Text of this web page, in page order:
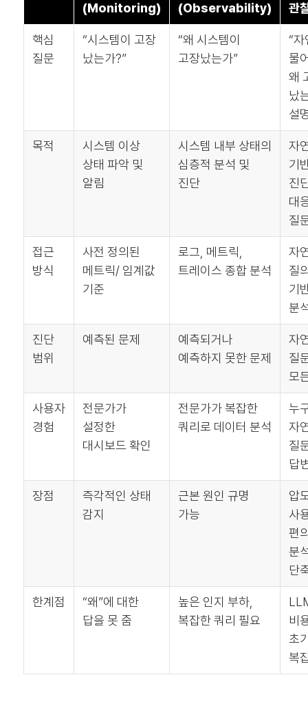
(Monitoring)
(Observability)
관
핵심
질문
“시스템이 고장
났는가?”
“왜 시스템이
고장났는가”
“자
물
왜
났
설
목적
시스템 이상
상태 파악 및
알림
시스템 내부 상태의
심층적 분석 및
진단
자
기
진
대
질
접근
방식
사전 정의된
메트릭/ 임계값
기준
로그, 메트릭,
트레이스 종합 분석
자
질
기
분
진단
범위
예측된 문제
예측되거나
예측하지 못한 문제
자
질
모
사용자
경험
전문가가
설정한
대시보드 확인
전문가가 복잡한
쿼리로 데이터 분석
누
자
질
답
장점
즉각적인 상태
감지
근본 원인 규명
가능
압
사
편
분
단
한계점
“왜”에 대한
답을 못 줌
높은 인지 부하,
복잡한 쿼리 필요
비
초
복